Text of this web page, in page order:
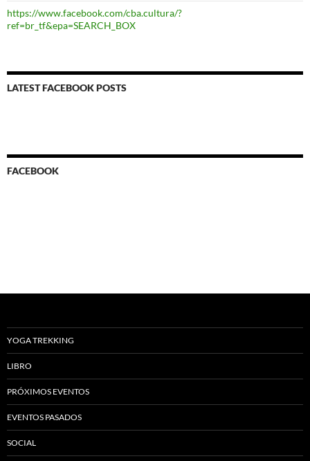
https://www.facebook.com/cba.cultura/?
ref=br_tf&epa=SEARCH_BOX
LATEST FACEBOOK POSTS
FACEBOOK
YOGA TREKKING
LIBRO
PRÓXIMOS EVENTOS
EVENTOS PASADOS
SOCIAL